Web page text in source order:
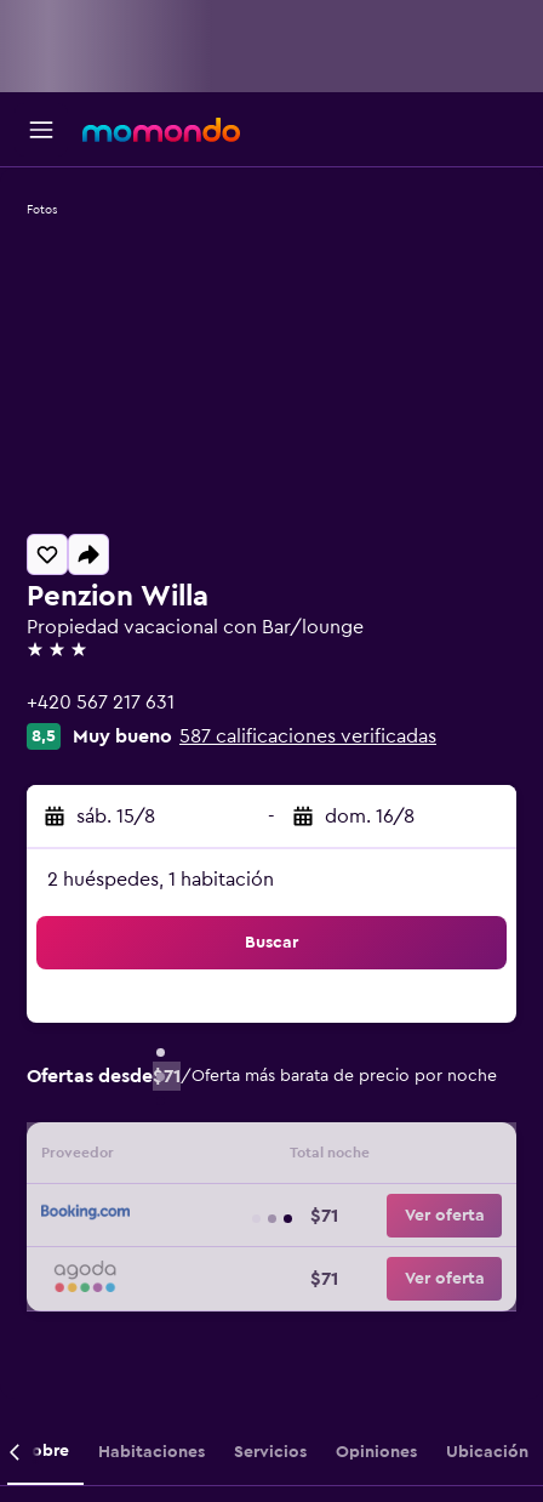
Penzion Willa
Propiedad vacacional con Bar/lounge
3 estrellas
+420 567 217 631
8,5 Muy bueno 587 calificaciones verificadas
sáb. 15/8 - dom. 16/8
2 huéspedes, 1 habitación
Buscar
Ofertas desde$71/Oferta más barata de precio por noche
Proveedor Total noche
$71 Ver oferta
$71 Ver oferta
Fotos
Sobre Habitaciones Servicios Opiniones Ubicación